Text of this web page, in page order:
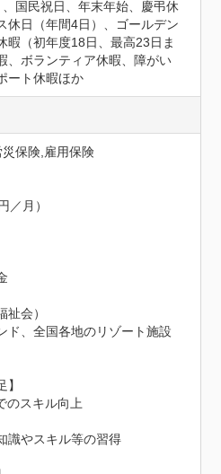
国民祝日、年末年始、慶弔休
休日（年間4日）、ゴールデン
暇（初年度18日、最高23日ま
、ボランティア休暇、障がい
ート休暇ほか
保険,雇用保険
／月）
祉会）
ド、全国各地のリゾート施設
】
のスキル向上
識やスキル等の習得